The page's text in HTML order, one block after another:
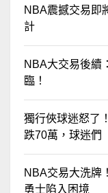
NBA震撼交易即
計
NBA大交易後續
臨！
獨行俠球迷怒了
跌70萬，球迷們
NBA交易大洗牌
勇士陷入困境